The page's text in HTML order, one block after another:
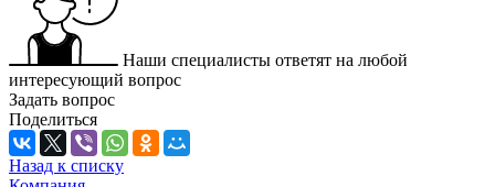
Наши специалисты ответят на любой
интересующий вопрос
Задать вопрос
Поделиться
Назад к списку